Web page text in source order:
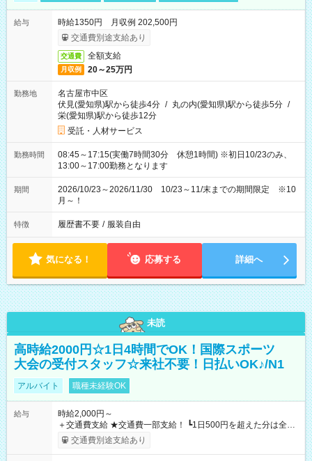
給与
時給1350円 月収例 202,500円
交通費別途支給あり
交通費 全額支給
月収例 20～25万円
勤務地
名古屋市中区
伏見(愛知県)駅から徒歩4分 / 丸の内(愛知県)駅から徒歩5分 /
栄(愛知県)駅から徒歩12分
受託・人材サービス
勤務時間
08:45～17:15(実働7時間30分 休憩1時間) ※初日10/23のみ、
13:00～17:00勤務となります
期間
2026/10/23～2026/11/30 10/23～11/末までの期間限定 ※10
月～！
特徴 履歴書不要 / 服装自由
気になる！ 応募する 詳細へ
未読
高時給2000円☆1日4時間でOK！国際スポーツ
大会の受付スタッフ☆来社不要！日払いOK♪/N1
アルバイト 職種未経験OK
給与
時給2,000円～
＋交通費支給 ★交通費一部支給！ ┗1日500円を超えた分は全額
支給！ ※往復500円以内の方は自己負担となります ★日払い
OK！（規定あり） ┗働いたその日に現金GET♪ お仕事後はコン
交通費別途支給あり